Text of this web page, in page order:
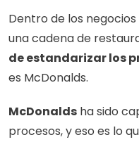
Dentro de los
una cadena de
de estandarizar los
es McDonalds.
McDonalds ha sido
procesos, y eso es lo